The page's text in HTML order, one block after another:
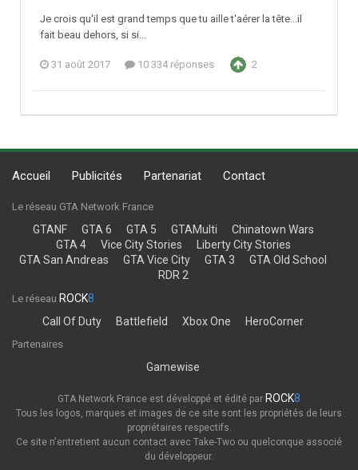
Je crois qu'il est grand temps que tu aille t'aérer la tête...il
fait beau dehors, si si...
31 août 2017 10 334 réponses 2
Accueil Publicités Partenariat Contact
Le réseau GTA Network France
GTANF GTA 6 GTA 5 GTAMulti
Chinatown Wars
GTA 4
Vice City Stories
Liberty City Stories
GTA San Andreas
GTA Vice City GTA 3
GTA Old School
RDR 2
Le réseau ROCK8
Call Of Duty
Battlefield Xbox One HeroCorner
Partenaires
Gamewise
GTA Network France est développé et édité par ROCK8
Tous les logos, marques et images de ce site sont les propriétés de leurs
propriétaires respectifs.
Ce site n'entretient aucun contact avec Take-Two ou quelconque associé
du développeur.